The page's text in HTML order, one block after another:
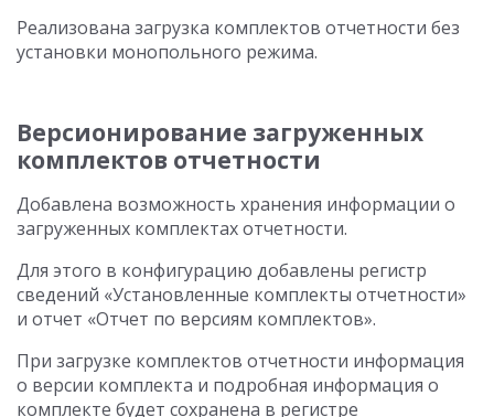
Реализована загрузка комплектов отчетности без
установки монопольного режима.
Версионирование загруженных
комплектов отчетности
Добавлена возможность хранения информации о
загруженных комплектах отчетности.
Для этого в конфигурацию добавлены регистр
сведений «Установленные комплекты отчетности»
и отчет «Отчет по версиям комплектов».
При загрузке комплектов отчетности информация
о версии комплекта и подробная информация о
комплекте будет сохранена в регистре